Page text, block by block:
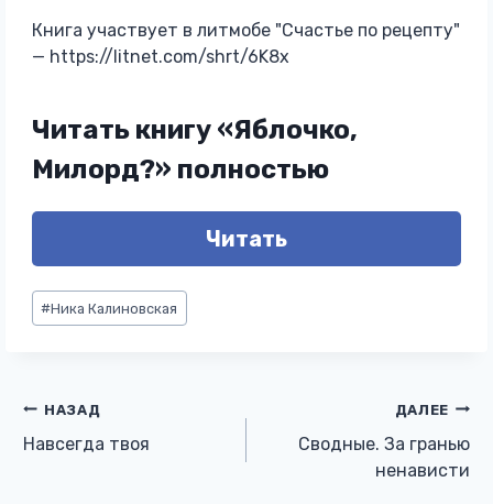
Книга участвует в литмобе "Счастье по рецепту"
— https://litnet.com/shrt/6K8x
Читать книгу «Яблочко,
Милорд?» полностью
Читать
Метки
записи:
#Ника Калиновская
Навигация
по
НАЗАД
Навсегда твоя
ДАЛЕЕ
Сводные. За гранью
ненависти